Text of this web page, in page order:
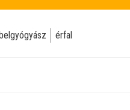
érfal